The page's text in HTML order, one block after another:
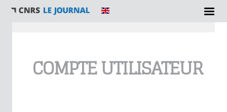
COMPTE UTILISATEUR